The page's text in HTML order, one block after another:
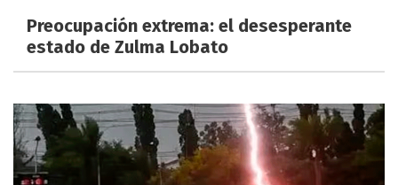
Preocupación extrema: el desesperante
estado de Zulma Lobato